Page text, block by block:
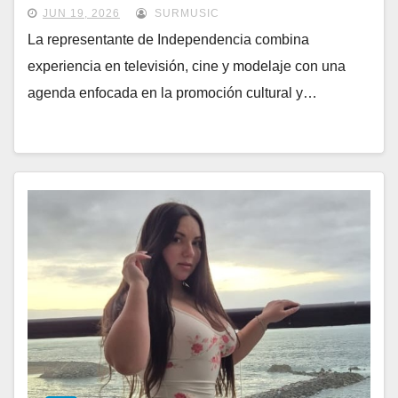
JUN 19, 2026 SURMUSIC
La representante de Independencia combina
experiencia en televisión, cine y modelaje con una
agenda enfocada en la promoción cultural y…